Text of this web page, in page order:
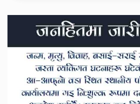
Secondary
Sidebar